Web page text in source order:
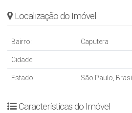
Localização do Imóvel
Bairro: Caputera
Cidade:
Estado: São Paulo, Brasil
Características do Imóvel